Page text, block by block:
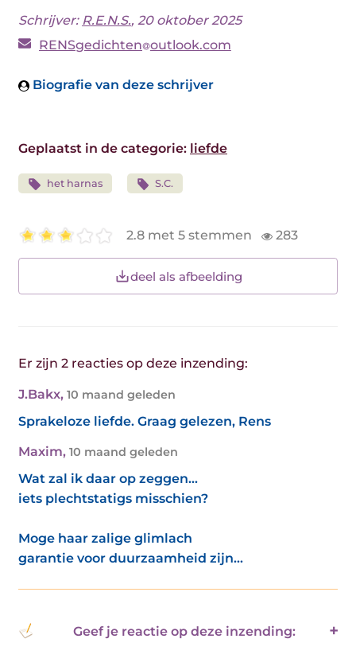
Schrijver: R.E.N.S., 20 oktober 2025
RENSgedichten outlook.com
Biografie van deze schrijver
Geplaatst in de categorie: liefde
het harnas S.C.
2.8 met 5 stemmen 283
deel als afbeelding
Er zijn 2 reacties op deze inzending:
J.Bakx, 10 maand geleden
Sprakeloze liefde. Graag gelezen, Rens
Maxim, 10 maand geleden
Wat zal ik daar op zeggen...
iets plechtstatigs misschien?
Moge haar zalige glimlach
garantie voor duurzaamheid zijn...
Geef je reactie op deze inzending: